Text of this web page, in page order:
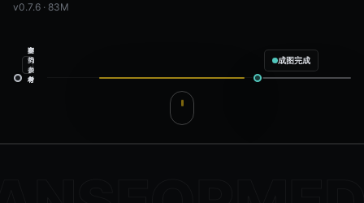
v0.7.6 · 83M
空
间
参
考
商
品
素
材
姿
势
参
考
模特 姿势参考
成图完成